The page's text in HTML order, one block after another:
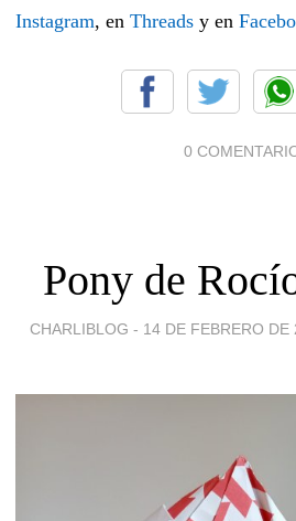
Instagram, en Threads y en
0
Pony de
CHARLIBLOG - 14 DE FEBRERO DE